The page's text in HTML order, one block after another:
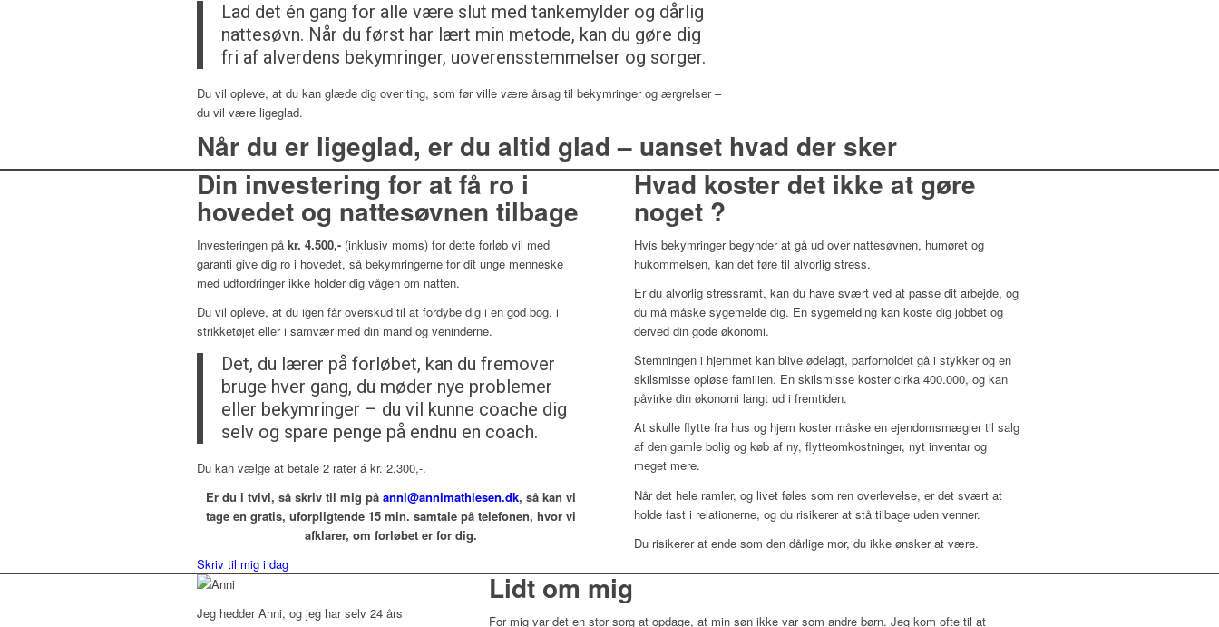
Lad det én gang for alle være slut med tankemylder og dårlig
nattesøvn. Når du først har lært min metode, kan du gøre dig
fri af alverdens bekymringer, uoverensstemmelser og sorger.
Du vil opleve, at du kan glæde dig over ting, som før ville være årsag til bekymringer og ærgrelser –
du vil være ligeglad.
Når du er ligeglad, er du altid glad – uanset hvad der sker
Din investering for at få ro i
hovedet og nattesøvnen tilbage
Investeringen på kr. 4.500,- (inklusiv moms) for dette forløb vil med
garanti give dig ro i hovedet, så bekymringerne for dit unge menneske
med udfordringer ikke holder dig vågen om natten.
Du vil opleve, at du igen får overskud til at fordybe dig i en god bog, i
strikketøjet eller i samvær med din mand og veninderne.
Det, du lærer på forløbet, kan du fremover
bruge hver gang, du møder nye problemer
eller bekymringer – du vil kunne coache dig
selv og spare penge på endnu en coach.
Du kan vælge at betale 2 rater á kr. 2.300,-.
Er du i tvivl, så skriv til mig på anni@annimathiesen.dk, så kan vi
tage en gratis, uforpligtende 15 min. samtale på telefonen, hvor vi
afklarer, om forløbet er for dig.
Skriv til mig i dag
Hvad koster det ikke at gøre
noget ?
Hvis bekymringer begynder at gå ud over nattesøvnen, humøret og
hukommelsen, kan det føre til alvorlig stress.
Er du alvorlig stressramt, kan du have svært ved at passe dit arbejde, og
du må måske sygemelde dig. En sygemelding kan koste dig jobbet og
derved din gode økonomi.
Stemningen i hjemmet kan blive ødelagt, parforholdet gå i stykker og en
skilsmisse opløse familien. En skilsmisse koster cirka 400.000, og kan
påvirke din økonomi langt ud i fremtiden.
At skulle flytte fra hus og hjem koster måske en ejendomsmægler til salg
af den gamle bolig og køb af ny, flytteomkostninger, nyt inventar og
meget mere.
Når det hele ramler, og livet føles som ren overlevelse, er det svært at
holde fast i relationerne, og du risikerer at stå tilbage uden venner.
Du risikerer at ende som den dårlige mor, du ikke ønsker at være.
Jeg hedder Anni, og jeg har selv 24 års
Lidt om mig
For mig var det en stor sorg at opdage, at min søn ikke var som andre børn. Jeg kom ofte til at